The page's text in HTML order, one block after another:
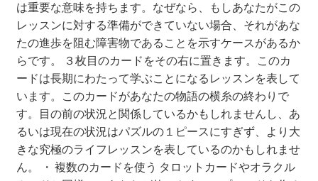
は重要な意味を持ちます。なぜなら、もしあなたがこの
レッスンに対する準備ができていない場合、それがあな
たの進歩を阻む障害物であることを示すケースがあるか
らです。 ３枚目のカードをその右に置きます。このカ
ードは長期にわたって学ぶことになるレッスンを表して
います。このカードがあなたの物語の横糸の終わりで
す。目の前の状況と関係しているかもしれませんし、あ
るいは現在の状況はパズルの１ピースにすぎず、より大
きな究極のライフレッスンを表しているのかもしれませ
ん。 ・ 複数のカードを使う タロットカードやオラクル